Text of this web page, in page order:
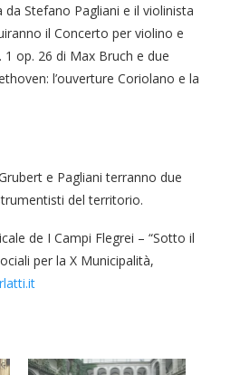
Stefano Pagliani e il violinista
il Concerto per violino e
op. 26 di Max Bruch e due
l’ouverture Coriolano e la
e Pagliani terranno due
del territorio.
de I Campi Flegrei – “Sotto il
per la X Municipalità,